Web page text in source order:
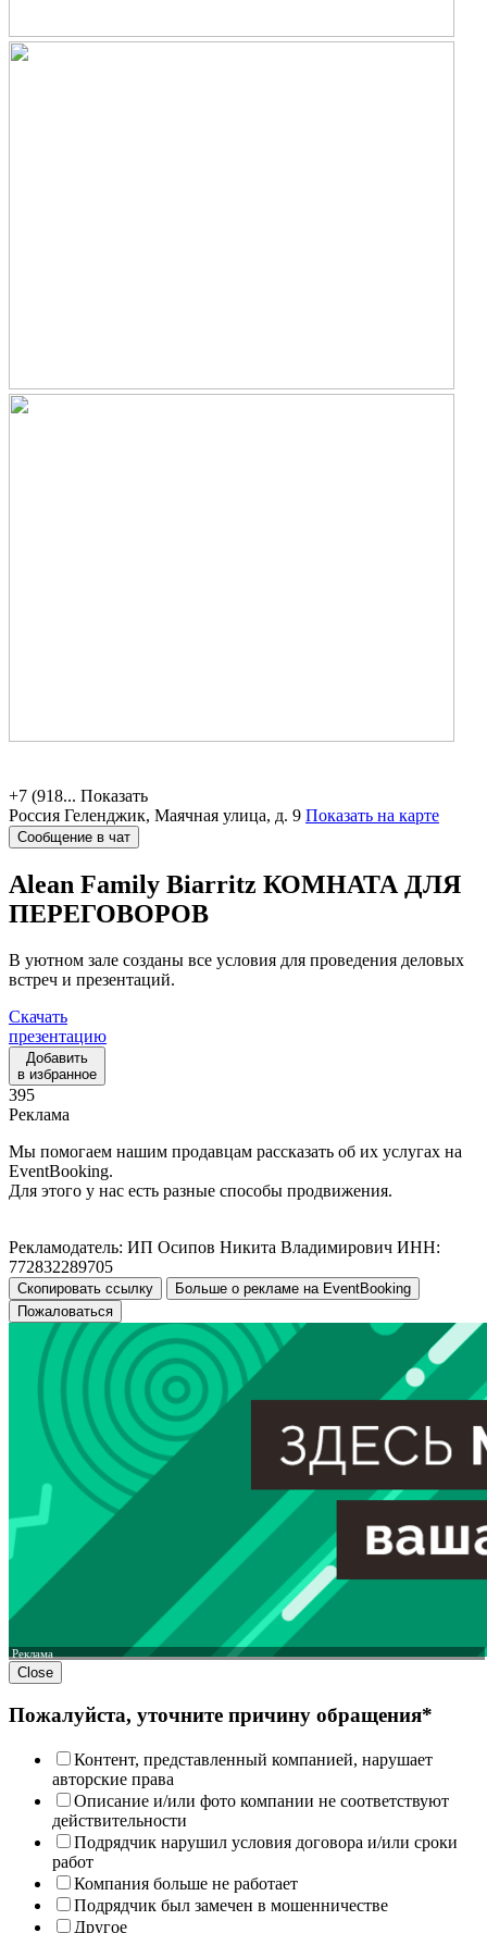
+7 (918... Показать
Россия Геленджик, Маячная улица, д. 9 Показать на карте
Сообщение в чат
Alean Family Biarritz КОМНАТА ДЛЯ
ПЕРЕГОВОРОВ
В уютном зале созданы все условия для проведения деловых
встреч и презентаций.
Скачать
презентацию
Добавить
в избранное
395
Реклама
Мы помогаем нашим продавцам рассказать об их услугах на
EventBooking.
Для этого у нас есть разные способы продвижения.
Рекламодатель: ИП Осипов Никита Владимирович ИНН:
772832289705
Скопировать ссылку
Больше о рекламе на EventBooking
Пожаловаться
Реклама
Close
Пожалуйста, уточните причину обращения*
Контент, представленный компанией, нарушает
авторские права
Описание и/или фото компании не соответствуют
действительности
Подрядчик нарушил условия договора и/или сроки
работ
Компания больше не работает
Подрядчик был замечен в мошенничестве
Другое